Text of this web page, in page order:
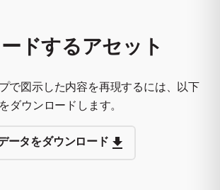
ドするアセット
で図示した内容を再現するには、以下
ダウンロードします。
ータをダウンロード